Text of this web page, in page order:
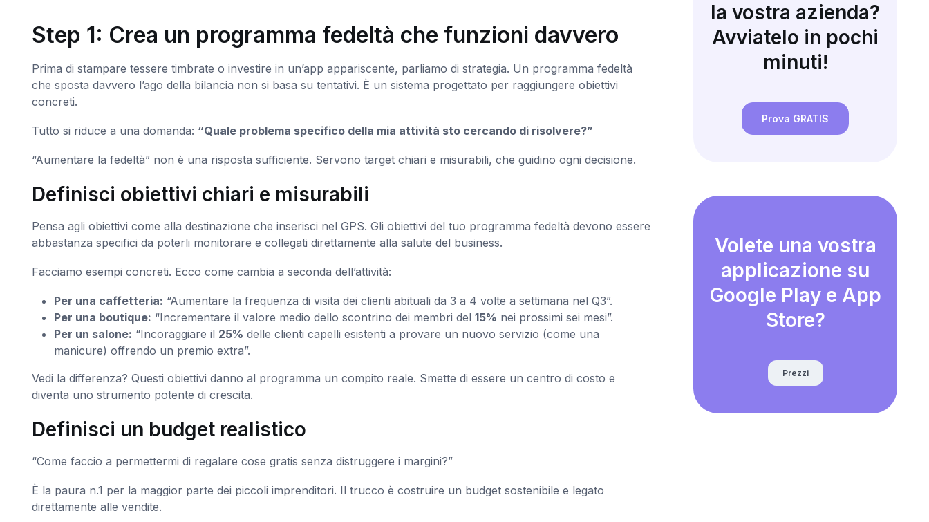
Step 1: Crea un programma fedeltà che funzioni davvero
Prima di stampare tessere timbrate o investire in un’app appariscente, parliamo di strategia. Un programma fedeltà
che sposta davvero l’ago della bilancia non si basa su tentativi. È un sistema progettato per raggiungere obiettivi
concreti.
Tutto si riduce a una domanda: “Quale problema specifico della mia attività sto cercando di risolvere?”
“Aumentare la fedeltà” non è una risposta sufficiente. Servono target chiari e misurabili, che guidino ogni decisione.
Definisci obiettivi chiari e misurabili
Pensa agli obiettivi come alla destinazione che inserisci nel GPS. Gli obiettivi del tuo programma fedeltà devono essere
abbastanza specifici da poterli monitorare e collegati direttamente alla salute del business.
Facciamo esempi concreti. Ecco come cambia a seconda dell’attività:
Per una caffetteria: “Aumentare la frequenza di visita dei clienti abituali da 3 a 4 volte a settimana nel Q3”.
Per una boutique: “Incrementare il valore medio dello scontrino dei membri del 15% nei prossimi sei mesi”.
Per un salone: “Incoraggiare il 25% delle clienti capelli esistenti a provare un nuovo servizio (come una
manicure) offrendo un premio extra”.
Vedi la differenza? Questi obiettivi danno al programma un compito reale. Smette di essere un centro di costo e
diventa uno strumento potente di crescita.
Definisci un budget realistico
“Come faccio a permettermi di regalare cose gratis senza distruggere i margini?”
È la paura n.1 per la maggior parte dei piccoli imprenditori. Il trucco è costruire un budget sostenibile e legato
direttamente alle vendite.
la vostra azienda?
Avviatelo in pochi
minuti!
Prova GRATIS
Volete una vostra
applicazione su
Google Play e App
Store?
Prezzi